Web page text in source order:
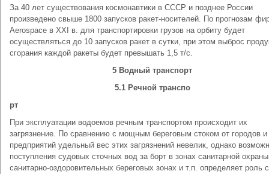
За 40 лет существования космонавтики в СССР и позднее России
произведено свыше 1800 запусков ракет-носителей. По прогнозам
Aerospace в XXI в. для транспортировки грузов на орбиту будет
осуществляться до 10 запусков ракет в сутки, при этом выброс
сгорания каждой ракеты будет превышать 1,5 т/с.
5 Водный транспорт
5.1 Речной транспо
рт
При эксплуатации водоемов речным транспортом происходит их
загрязнение. По сравнению с мощным береговым стоком от городов и
предприятий удельный вес этих загрязнений невелик, однако
поступления судовых сточных вод за борт в зонах санитарной
санитарно-оздоровительных береговых зонах и т.п. определяет роль